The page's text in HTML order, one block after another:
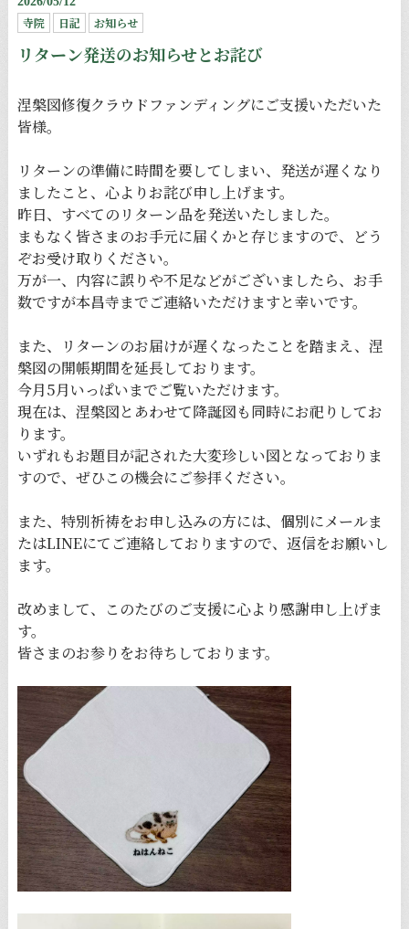
寺院 日記 お知らせ
リターン発送のお知らせとお詫び
涅槃図修復クラウドファンディングにご支援いただいた
皆様。
リターンの準備に時間を要してしまい、発送が遅くなり
ましたこと、心よりお詫び申し上げます。
昨日、すべてのリターン品を発送いたしました。
まもなく皆さまのお手元に届くかと存じますので、どう
ぞお受け取りください。
万が一、内容に誤りや不足などがございましたら、お手
数ですが本昌寺までご連絡いただけますと幸いです。
また、リターンのお届けが遅くなったことを踏まえ、涅
槃図の開帳期間を延長しております。
今月5月いっぱいまでご覧いただけます。
現在は、涅槃図とあわせて降誕図も同時にお祀りしてお
ります。
いずれもお題目が記された大変珍しい図となっておりま
すので、ぜひこの機会にご参拝ください。
また、特別祈祷をお申し込みの方には、個別にメールま
たはLINEにてご連絡しておりますので、返信をお願いし
ます。
改めまして、このたびのご支援に心より感謝申し上げま
す。
皆さまのお参りをお待ちしております。